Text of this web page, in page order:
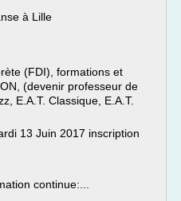
à Lille
(FDI), formations et
(devenir professeur de
E.A.T. Classique, E.A.T.
13 Juin 2017 inscription
continue:...